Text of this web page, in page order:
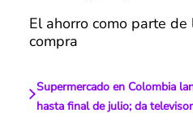
El ahorro como parte
compra
Supermercado en Colombia
hasta final de julio; da